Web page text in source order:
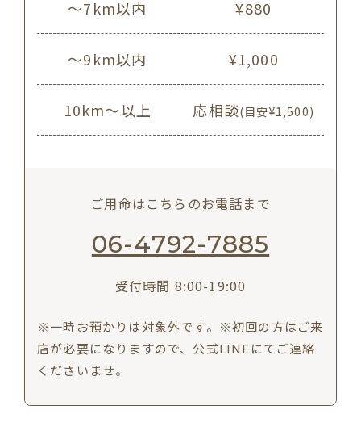
〜7km以内 ¥880
〜9km以内 ¥1,000
10km〜以上 応相談(目安¥1,500)
ご用命はこちらのお電話まで
06-4792-7885
受付時間 8:00-19:00
※一時お預かりは対象外です。※初回の方はご来
店が必要になりますので、公式LINEにてご連絡
くださいませ。